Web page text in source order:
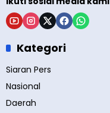
Kategori
Siaran Pers
Nasional
Daerah